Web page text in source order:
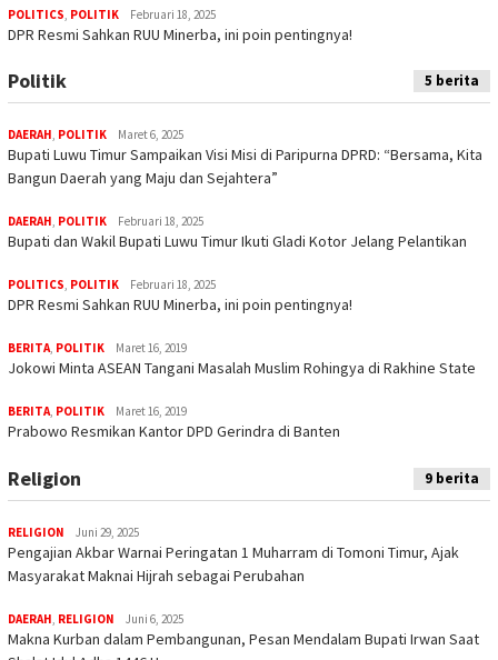
POLITICS POLITIK Februari 18, 2025
DPR Resmi Sahkan RUU Minerba, ini poin pentingnya!
Politik 5 berita
DAERAH, POLITIK Maret 6, 2025
Bupati Luwu Timur Sampaikan Visi Misi di Paripurna DPRD: “Bersama, Kita
Bangun Daerah yang Maju dan Sejahtera”
DAERAH, POLITIK Februari 18, 2025
Bupati dan Wakil Bupati Luwu Timur Ikuti Gladi Kotor Jelang Pelantikan
POLITICS, POLITIK Februari 18, 2025
DPR Resmi Sahkan RUU Minerba, ini poin pentingnya!
BERITA, POLITIK Maret 16, 2019
Jokowi Minta ASEAN Tangani Masalah Muslim Rohingya di Rakhine State
BERITA, POLITIK Maret 16, 2019
Prabowo Resmikan Kantor DPD Gerindra di Banten
Religion 9 berita
RELIGION Juni 29, 2025
Pengajian Akbar Warnai Peringatan 1 Muharram di Tomoni Timur, Ajak
Masyarakat Maknai Hijrah sebagai Perubahan
DAERAH RELIGION Juni 6, 2025
Makna Kurban dalam Pembangunan, Pesan Mendalam Bupati Irwan Saat